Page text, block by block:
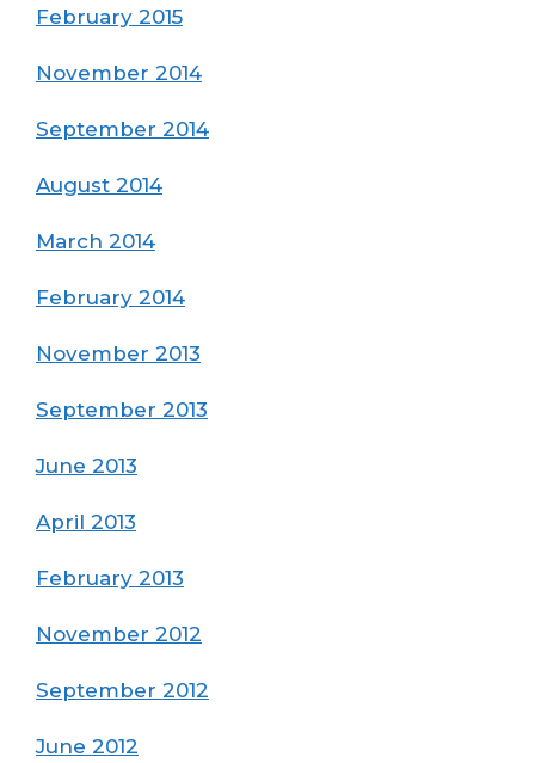
February 2015
November 2014
September 2014
August 2014
March 2014
February 2014
November 2013
September 2013
June 2013
April 2013
February 2013
November 2012
September 2012
June 2012